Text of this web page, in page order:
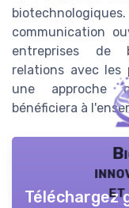
communication
entreprises de
relations avec
une approche
bénéficiera à
et
Téléchargez